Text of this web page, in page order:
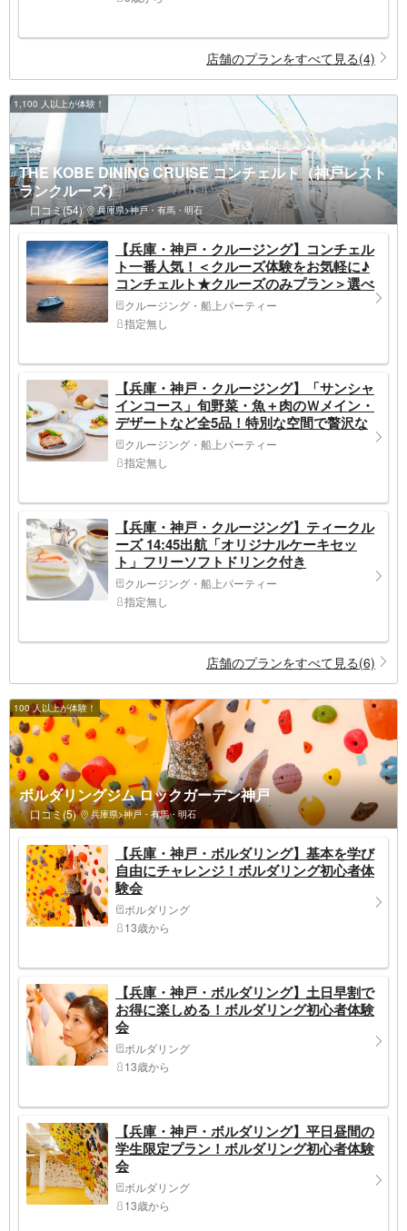
店舗のプランをすべて見る(4)
1,100 人以上が体験！
THE KOBE DINING CRUISE コンチェルト（神戸レスト
ランクルーズ）
口コミ(54) 兵庫県>神戸・有馬・明石
【兵庫・神戸・クルージング】コンチェル
ト一番人気！＜クルーズ体験をお気軽に♪
コンチェルト★クルーズのみプラン＞選べ
るソフトドリンク1杯付・1日4便から選択
(ランチorティーorトワイライトorナイト)
クルージング・船上パーティー
指定無し
【兵庫・神戸・クルージング】「サンシャ
インコース」旬野菜・魚＋肉のＷメイン・
デザートなど全5品！特別な空間で贅沢な
フレンチを♪
クルージング・船上パーティー
指定無し
【兵庫・神戸・クルージング】ティークル
ーズ 14:45出航「オリジナルケーキセッ
ト」フリーソフトドリンク付き
クルージング・船上パーティー
指定無し
店舗のプランをすべて見る(6)
100 人以上が体験！
ボルダリングジム ロックガーデン神戸
口コミ(5) 兵庫県>神戸・有馬・明石
【兵庫・神戸・ボルダリング】基本を学び
自由にチャレンジ！ボルダリング初心者体
験会
ボルダリング
13歳から
【兵庫・神戸・ボルダリング】土日早割で
お得に楽しめる！ボルダリング初心者体験
会
ボルダリング
13歳から
【兵庫・神戸・ボルダリング】平日昼間の
学生限定プラン！ボルダリング初心者体験
会
ボルダリング
13歳から